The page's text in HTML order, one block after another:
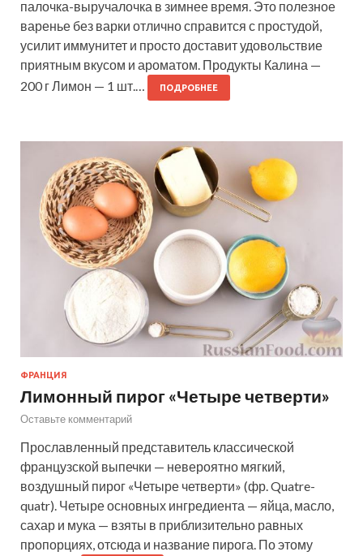
палочка-выручалочка в зимнее время. Это полезное
варенье без варки отлично справится с простудой,
усилит иммунитет и просто доставит удовольствие
приятным вкусом и ароматом. Продукты Калина —
200 г Лимон — 1 шт.…
ПОДРОБНЕЕ
ФРАНЦИЯ
Лимонный пирог «Четыре четверти»
Оставьте комментарий
Прославленный представитель классической
французской выпечки — невероятно мягкий,
воздушный пирог «Четыре четверти» (фр. Quatre-
quatr). Четыре основных ингредиента — яйца, масло,
сахар и мука — взяты в приблизительно равных
пропорциях, отсюда и название пирога. По этому